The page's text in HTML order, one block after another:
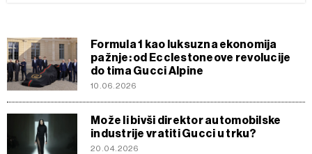
Formula 1 kao luksuzna ekonomija
pažnje: od Ecclestoneove revolucije
do tima Gucci Alpine
10.06.2026
Može li bivši direktor automobilske
industrije vratiti Gucci u trku?
20.04.2026